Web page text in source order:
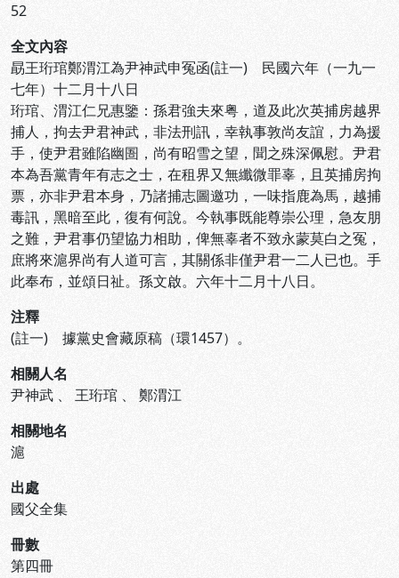
52
全文內容
勗王珩琯鄭渭江為尹神武申冤函(註一) 民國六年（一九一
七年）十二月十八日
珩琯、渭江仁兄惠鑒：孫君強夫來粤，道及此次英捕房越界
捕人，拘去尹君神武，非法刑訊，幸執事敦尚友誼，力為援
手，使尹君雖陷幽圄，尚有昭雪之望，聞之殊深佩慰。尹君
本為吾黨青年有志之士，在租界又無纖微罪辜，且英捕房拘
票，亦非尹君本身，乃諸捕志圖邀功，一味指鹿為馬，越捕
毒訊，黑暗至此，復有何說。今執事既能尊崇公理，急友朋
之難，尹君事仍望協力相助，俾無辜者不致永蒙莫白之冤，
庶將來滬界尚有人道可言，其關係非僅尹君一二人已也。手
此奉布，並頌日祉。孫文啟。六年十二月十八日。
注釋
(註一) 據黨史會藏原稿（環1457）。
相關人名
尹神武 、 王珩琯 、 鄭渭江
相關地名
滬
出處
國父全集
冊數
第四冊